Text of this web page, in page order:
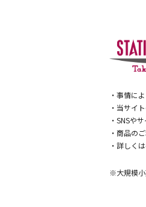
・事情に
・当サイ
・SNSや
・商品の
・詳しく
※大規模小